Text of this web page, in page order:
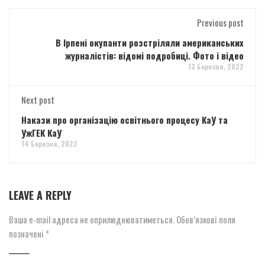
Previous post
В Ірпені окупанти розстріляли американських
журналістів: відомі подробиці. Фото і відео
13 Березня, 2022
Next post
Накази про організацію освітнього процесу КаУ та
УжГЕК КаУ
14 Березня, 2022
LEAVE A REPLY
Ваша e-mail адреса не оприлюднюватиметься. Обов’язкові поля
позначені *